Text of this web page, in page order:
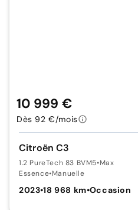
Citroën C3
1.2 PureTech 83 BVM5•Max
Essence•Manuelle
2023•18 968 km•Occasion
10 999 €
Dès 92 €/mois